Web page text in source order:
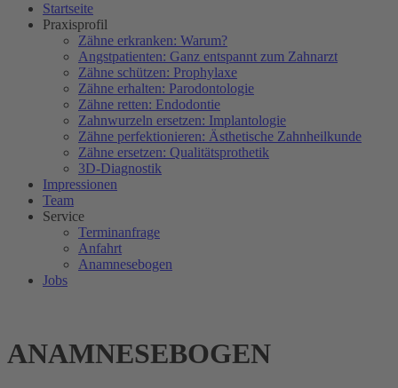
Startseite
Praxisprofil
Zähne erkranken: Warum?
Angstpatienten: Ganz entspannt zum Zahnarzt
Zähne schützen: Prophylaxe
Zähne erhalten: Parodontologie
Zähne retten: Endodontie
Zahnwurzeln ersetzen: Implantologie
Zähne perfektionieren: Ästhetische Zahnheilkunde
Zähne ersetzen: Qualitätsprothetik
3D-Diagnostik
Impressionen
Team
Service
Terminanfrage
Anfahrt
Anamnesebogen
Jobs
ANAMNESEBOGEN